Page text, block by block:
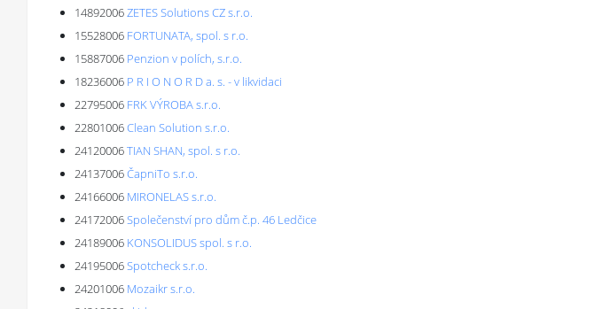
14892006ZETES Solutions CZ s.r.o.
15528006 FORTUNATA, spol. s r.o.
15887006 Penzion v polích, s.r.o.
18236006 P R I O N O R D a. s. - v likvidaci
22795006 FRK VÝROBA s.r.o.
22801006Clean Solution s.r.o.
24120006TIAN SHAN, spol. s r.o.
24137006ČapniTo s.r.o.
24166006 MIRONELAS s.r.o.
24172006Společenství pro dům č.p. 46 Ledčice
24189006 KONSOLIDUS spol. s r.o.
24195006Spotcheck s.r.o.
24201006 Mozaikr s.r.o.